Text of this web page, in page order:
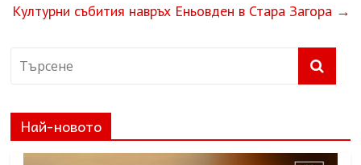
Културни събития навръх Еньовден в Стара Загора →
Най-новото